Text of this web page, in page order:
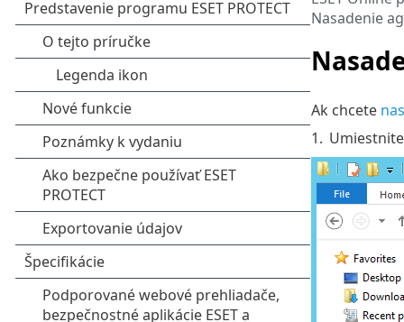
Nasadenie
Ak chcete
1. Umiestnite